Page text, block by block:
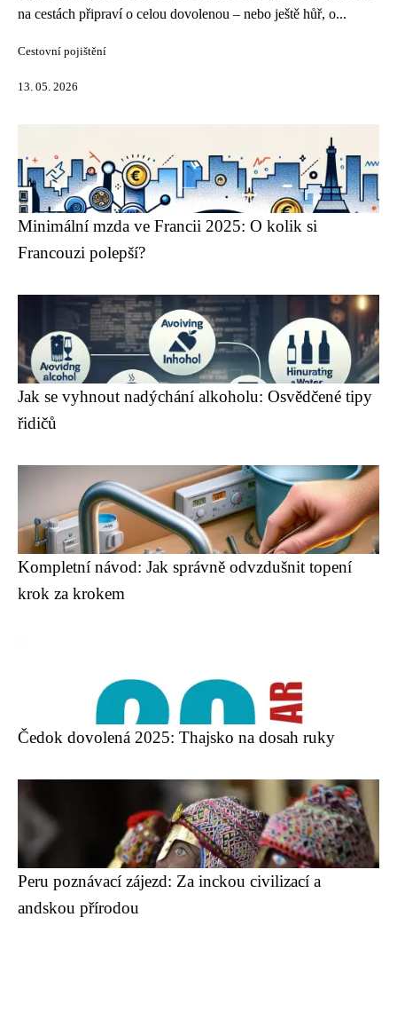
na cestách připraví o celou dovolenou – nebo ještě hůř, o...
Cestovní pojištění
13. 05. 2026
Minimální mzda ve Francii 2025: O kolik si
Francouzi polepší?
Jak se vyhnout nadýchání alkoholu: Osvědčené tipy
řidičů
Kompletní návod: Jak správně odvzdušnit topení
krok za krokem
Čedok dovolená 2025: Thajsko na dosah ruky
Peru poznávací zájezd: Za inckou civilizací a
andskou přírodou